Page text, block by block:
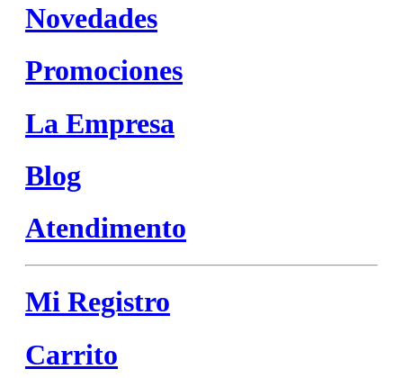
Novedades
Promociones
La Empresa
Blog
Atendimento
Mi Registro
Carrito